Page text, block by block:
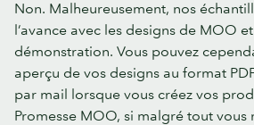
Non. Malheureusement, nos
l’avance avec les designs de MOO
démonstration. Vous pouvez
aperçu de vos designs au format
par mail lorsque vous créez vos
Promesse MOO, si malgré tout vous